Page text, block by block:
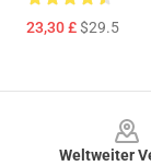
23,30 £$29.5
Weltweiter